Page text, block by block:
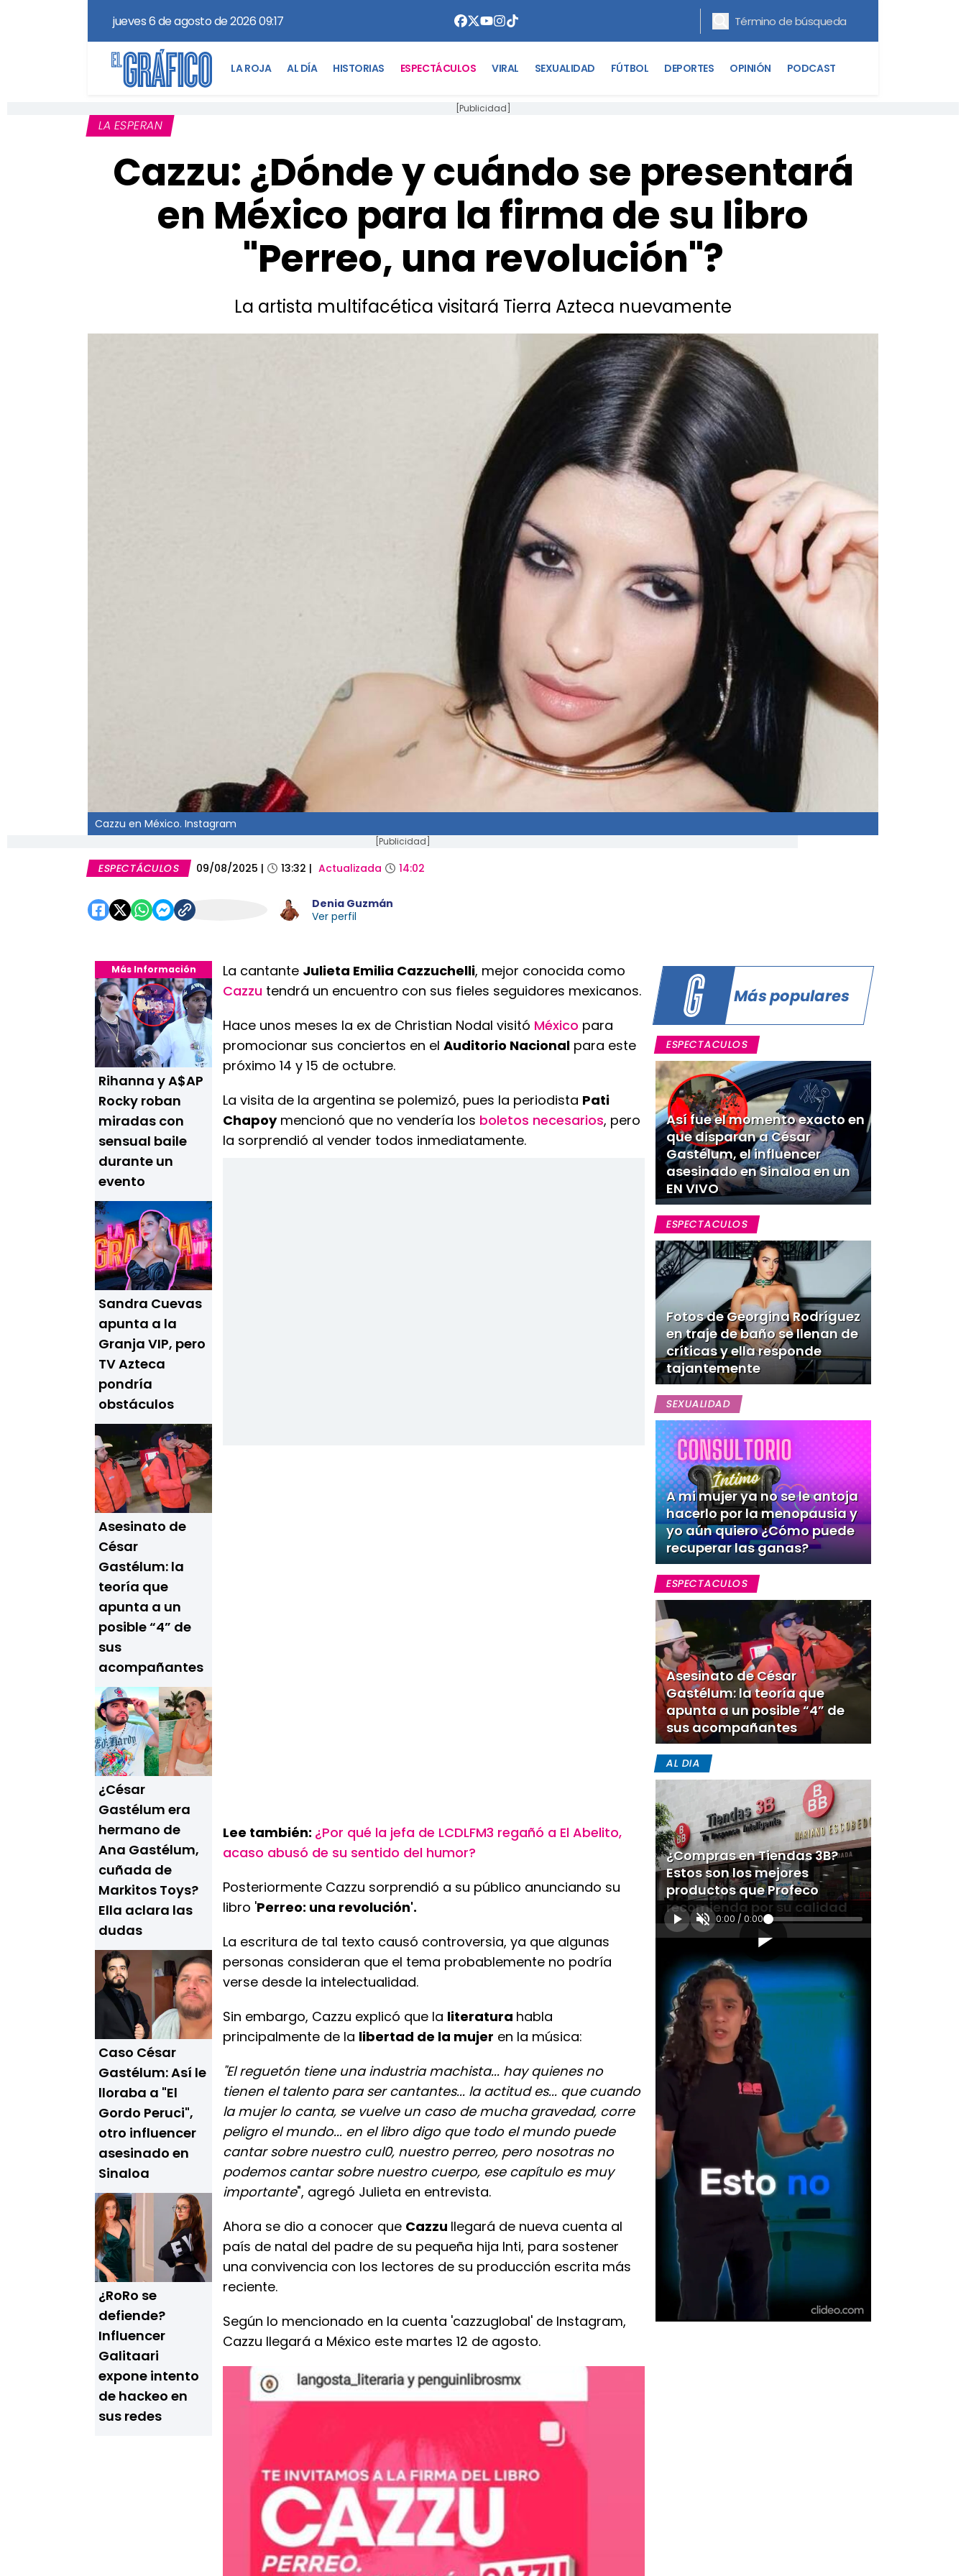
jueves 6 de agosto de 2026 09:17
LA ROJA AL DÍA HISTORIAS ESPECTÁCULOS VIRAL SEXUALIDAD FÚTBOL DEPORTES OPINIÓN PODCAST
[Publicidad]
LA ESPERAN
Cazzu: ¿Dónde y cuándo se presentará
en México para la firma de su libro
"Perreo, una revolución"?
La artista multifacética visitará Tierra Azteca nuevamente
Cazzu en México. Instagram
[Publicidad]
ESPECTÁCULOS 09/08/2025 | 13:32 | Actualizada 14:02
Denia Guzmán
Ver perfil
Más Información
Rihanna y A$AP
Rocky roban
miradas con
sensual baile
durante un
evento
Sandra Cuevas
apunta a la
Granja VIP, pero
TV Azteca
pondría
obstáculos
Asesinato de
César
Gastélum: la
teoría que
apunta a un
posible “4” de
sus
acompañantes
¿César
Gastélum era
hermano de
Ana Gastélum,
cuñada de
Markitos Toys?
Ella aclara las
dudas
Caso César
Gastélum: Así le
lloraba a "El
Gordo Peruci",
otro influencer
asesinado en
Sinaloa
¿RoRo se
defiende?
Influencer
Galitaari
expone intento
de hackeo en
sus redes
La cantante Julieta Emilia Cazzuchelli, mejor conocida como
Cazzu tendrá un encuentro con sus fieles seguidores mexicanos.
Hace unos meses la ex de Christian Nodal visitó México para
promocionar sus conciertos en el Auditorio Nacional para este
próximo 14 y 15 de octubre.
La visita de la argentina se polemizó, pues la periodista Pati
Chapoymencionó que no vendería los boletos necesarios, pero
la sorprendió al vender todos inmediatamente.
Lee también: ¿Por qué la jefa de LCDLFM3 regañó a El Abelito,
acaso abusó de su sentido del humor?
Posteriormente Cazzu sorprendió a su público anunciando su
libro 'Perreo: una revolución'.
La escritura de tal texto causó controversia, ya que algunas
personas consideran que el tema probablemente no podría
verse desde la intelectualidad.
Sin embargo, Cazzu explicó que la literatura habla
principalmente de la libertad de la mujer en la música:
"El reguetón tiene una industria machista... hay quienes no
tienen el talento para ser cantantes... la actitud es... que cuando
la mujer lo canta, se vuelve un caso de mucha gravedad, corre
peligro el mundo... en el libro digo que todo el mundo puede
cantar sobre nuestro cul0, nuestro perreo, pero nosotras no
podemos cantar sobre nuestro cuerpo, ese capítulo es muy
importante", agregó Julieta en entrevista.
Ahora se dio a conocer que Cazzu llegará de nueva cuenta al
país de natal del padre de su pequeña hija Inti, para sostener
una convivencia con los lectores de su producción escrita más
reciente.
Según lo mencionado en la cuenta 'cazzuglobal' de Instagram,
Cazzu llegará a México este martes 12 de agosto.
Más populares
ESPECTACULOS
Así fue el momento exacto en
que disparan a César
Gastélum, el influencer
asesinado en Sinaloa en un
EN VIVO
ESPECTACULOS
Fotos de Georgina Rodríguez
en traje de baño se llenan de
críticas y ella responde
tajantemente
SEXUALIDAD
A mi mujer ya no se le antoja
hacerlo por la menopausia y
yo aún quiero ¿Cómo puede
recuperar las ganas?
ESPECTACULOS
Asesinato de César
Gastélum: la teoría que
apunta a un posible “4” de
sus acompañantes
AL DIA
¿Compras en Tiendas 3B?
Estos son los mejores
productos que Profeco
recomienda por su calidad
0:00 / 0:00
[Publicidad]